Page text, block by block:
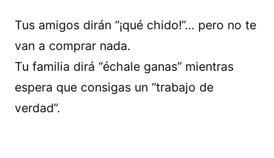
Tus amigos dirán “¡qué chido!”… pero no te
van a comprar nada.
Tu familia dirá “échale ganas” mientras
espera que consigas un “trabajo de
verdad”.